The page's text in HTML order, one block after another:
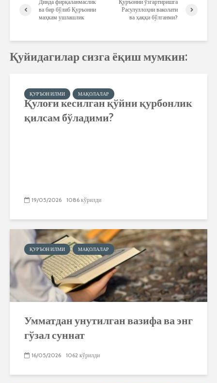
Динда фирқаланмаслик
ва бир бўлиб Қуръонни
маҳкам ушлашлик
Қуръонни ўзгартиришга
Расулуллоҳни ваколати
ва ҳаққи бўлганми?
Қуйидагилар сизга ёқиш мумкин:
ҚУРЪОН ИЛМИ МАҚОЛАЛАР
Қулоғи кесилган қўйни қурбонлик
қилсам бўладими?
19/05/2026 1086 кўрилди
ҚУРЪОН ИЛМИ МАҚОЛАЛАР
Умматдан унутилган вазифа ва энг
гўзал суннат
16/05/2026 1062 кўрилди